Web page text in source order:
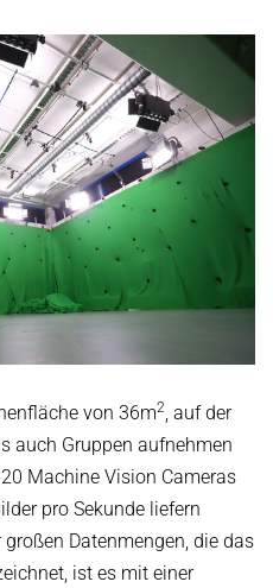
von 36m2, auf der
auch Gruppen aufnehmen
Machine Vision Cameras
pro Sekunde liefern
Datenmengen, die das
ist es mit einer